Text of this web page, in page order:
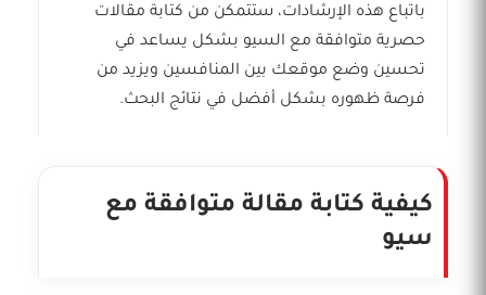
باتباع هذه الإرشادات، ستتمكن من كتابة مقالات
حصرية متوافقة مع السيو بشكل يساعد في
تحسين وضع موقعك بين المنافسين ويزيد من
فرصة ظهوره بشكل أفضل في نتائج البحث.
كيفية كتابة مقالة متوافقة مع
سيو